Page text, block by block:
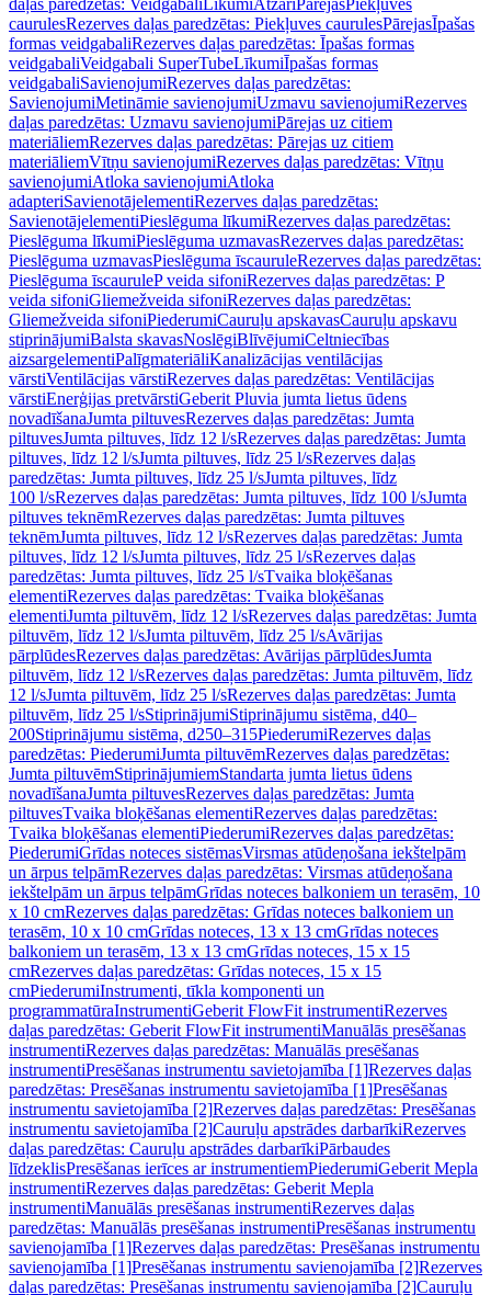
daļas paredzētas: Veidgabali LīkumiAtzari PārejasPiekļuves
caurulesRezerves daļas paredzētas: Piekļuves caurulesPārejasĪpašas
formas veidgabaliRezerves daļas paredzētas: Īpašas formas
veidgabaliVeidgabali SuperTubeLīkumiĪpašas formas
veidgabaliSavienojumiRezerves daļas paredzētas:
SavienojumiMetināmie savienojumiUzmavu savienojumiRezerves
daļas paredzētas: Uzmavu savienojumiPārejas uz citiem
materiāliemRezerves daļas paredzētas: Pārejas uz citiem
materiāliemVītņu savienojumiRezerves daļas paredzētas: Vītņu
savienojumiAtloka savienojumiAtloka
adapteriSavienotājelementiRezerves daļas paredzētas:
SavienotājelementiPieslēguma līkumiRezerves daļas paredzētas:
Pieslēguma līkumiPieslēguma uzmavasRezerves daļas paredzētas:
Pieslēguma uzmavasPieslēguma īscauruleRezerves daļas paredzētas:
Pieslēguma īscauruleP veida sifoniRezerves daļas paredzētas: P
veida sifoniGliemežveida sifoniRezerves daļas paredzētas:
Gliemežveida sifoniPiederumiCauruļu apskavasCauruļu apskavu
stiprinājumiBalsta skavasNoslēgiBlīvējumiCeltniecības
aizsargelementiPalīgmateriāliKanalizācijas ventilācijas
vārstiVentilācijas vārstiRezerves daļas paredzētas: Ventilācijas
vārstiEnerģijas pretvārstiGeberit Pluvia jumta lietus ūdens
novadīšanaJumta piltuvesRezerves daļas paredzētas: Jumta
piltuvesJumta piltuves, līdz 12 l/sRezerves daļas paredzētas: Jumta
piltuves, līdz 12 l/sJumta piltuves, līdz 25 l/sRezerves daļas
paredzētas: Jumta piltuves, līdz 25 l/sJumta piltuves, līdz
100 l/sRezerves daļas paredzētas: Jumta piltuves, līdz 100 l/sJumta
piltuves teknēmRezerves daļas paredzētas: Jumta piltuves
teknēmJumta piltuves, līdz 12 l/sRezerves daļas paredzētas: Jumta
piltuves, līdz 12 l/sJumta piltuves, līdz 25 l/sRezerves daļas
paredzētas: Jumta piltuves, līdz 25 l/sTvaika bloķēšanas
elementiRezerves daļas paredzētas: Tvaika bloķēšanas
elementiJumta piltuvēm, līdz 12 l/sRezerves daļas paredzētas: Jumta
piltuvēm, līdz 12 l/sJumta piltuvēm, līdz 25 l/sAvārijas
pārplūdesRezerves daļas paredzētas: Avārijas pārplūdesJumta
piltuvēm, līdz 12 l/sRezerves daļas paredzētas: Jumta piltuvēm, līdz
12 l/sJumta piltuvēm, līdz 25 l/sRezerves daļas paredzētas: Jumta
piltuvēm, līdz 25 l/sStiprinājumiStiprinājumu sistēma, d40–
200Stiprinājumu sistēma, d250–315PiederumiRezerves daļas
paredzētas: PiederumiJumta piltuvēmRezerves daļas paredzētas:
Jumta piltuvēmStiprinājumiemStandarta jumta lietus ūdens
novadīšanaJumta piltuvesRezerves daļas paredzētas: Jumta
piltuvesTvaika bloķēšanas elementiRezerves daļas paredzētas:
Tvaika bloķēšanas elementiPiederumiRezerves daļas paredzētas:
PiederumiGrīdas noteces sistēmasVirsmas atūdeņošana iekštelpām
un ārpus telpāmRezerves daļas paredzētas: Virsmas atūdeņošana
iekštelpām un ārpus telpāmGrīdas noteces balkoniem un terasēm, 10
x 10 cmRezerves daļas paredzētas: Grīdas noteces balkoniem un
terasēm, 10 x 10 cmGrīdas noteces, 13 x 13 cmGrīdas noteces
balkoniem un terasēm, 13 x 13 cmGrīdas noteces, 15 x 15
cmRezerves daļas paredzētas: Grīdas noteces, 15 x 15
cmPiederumiInstrumenti, tīkla komponenti un
programmatūraInstrumentiGeberit FlowFit instrumentiRezerves
daļas paredzētas: Geberit FlowFit instrumentiManuālās presēšanas
instrumentiRezerves daļas paredzētas: Manuālās presēšanas
instrumentiPresēšanas instrumentu savietojamība [1]Rezerves daļas
paredzētas: Presēšanas instrumentu savietojamība [1]Presēšanas
instrumentu savietojamība [2]Rezerves daļas paredzētas: Presēšanas
instrumentu savietojamība [2]Cauruļu apstrādes darbarīkiRezerves
daļas paredzētas: Cauruļu apstrādes darbarīkiPārbaudes
līdzeklisPresēšanas ierīces ar instrumentiemPiederumiGeberit Mepla
instrumentiRezerves daļas paredzētas: Geberit Mepla
instrumentiManuālās presēšanas instrumentiRezerves daļas
paredzētas: Manuālās presēšanas instrumentiPresēšanas instrumentu
savienojamība [1]Rezerves daļas paredzētas: Presēšanas instrumentu
savienojamība [1]Presēšanas instrumentu savienojamība [2]Rezerves
daļas paredzētas: Presēšanas instrumentu savienojamība [2]Cauruļu